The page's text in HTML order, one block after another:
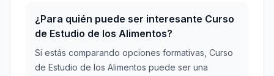
¿Para quién puede ser interesante Curso
de Estudio de los Alimentos?
Si estás comparando opciones formativas, Curso
de Estudio de los Alimentos puede ser una